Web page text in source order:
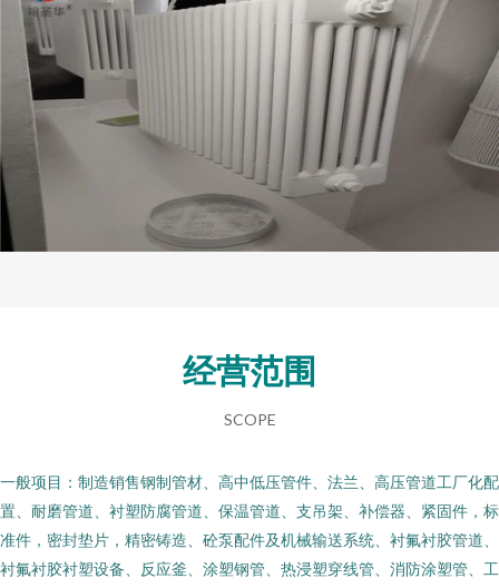
经营范围
SCOPE
一般项目：制造销售钢制管材、高中低压管件、法兰、高压管道工厂化配
置、耐磨管道、衬塑防腐管道、保温管道、支吊架、补偿器、紧固件，标
准件，密封垫片，精密铸造、砼泵配件及机械输送系统、衬氟衬胶管道、
衬氟衬胶衬塑设备、反应釜、涂塑钢管、热浸塑穿线管、消防涂塑管、工